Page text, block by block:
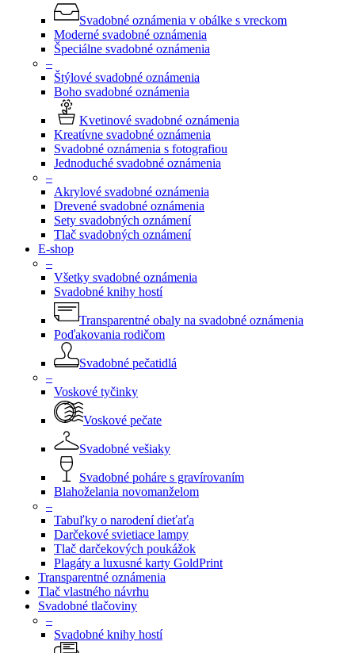
Svadobné oznámenia v obálke s vreckom
Moderné svadobné oznámenia
Špeciálne svadobné oznámenia
–
Štýlové svadobné oznámenia
Boho svadobné oznámenia
Kvetinové svadobné oznámenia
Kreatívne svadobné oznámenia
Svadobné oznámenia s fotografiou
Jednoduché svadobné oznámenia
–
Akrylové svadobné oznámenia
Drevené svadobné oznámenia
Sety svadobných oznámení
Tlač svadobných oznámení
E-shop
–
Všetky svadobné oznámenia
Svadobné knihy hostí
Transparentné obaly na svadobné oznámenia
Poďakovania rodičom
Svadobné pečatidlá
–
Voskové tyčinky
Voskové pečate
Svadobné vešiaky
Svadobné poháre s gravírovaním
Blahoželania novomanželom
–
Tabuľky o narodení dieťaťa
Darčekové svietiace lampy
Tlač darčekových poukážok
Plagáty a luxusné karty GoldPrint
Transparentné oznámenia
Tlač vlastného návrhu
Svadobné tlačoviny
–
Svadobné knihy hostí